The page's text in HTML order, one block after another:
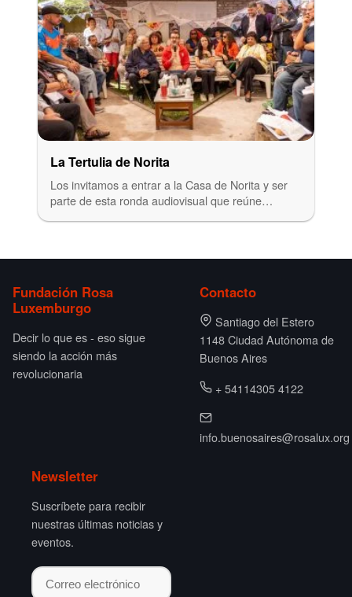
La Tertulia de Norita
Los invitamos a entrar a la Casa de Norita y ser
parte de esta ronda audiovisual que reúne…
Fundación Rosa
Luxemburgo
Decir lo que es - eso sigue
siendo la acción más
revolucionaria
Contacto
Santiago del Estero
1148 Ciudad Autónoma de
Buenos Aires
+ 54114305 4122
info.buenosaires@rosalux.org
Newsletter
Suscríbete para recibir
nuestras últimas noticias y
eventos.